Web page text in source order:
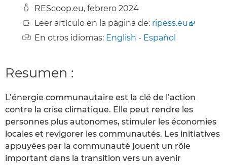
REScoop.eu, febrero 2024
Leer artículo en la página de: ripess.eu
En otros idiomas: English - Español
Resumen :
L’énergie communautaire est la clé de l’action
contre la crise climatique. Elle peut rendre les
personnes plus autonomes, stimuler les économies
locales et revigorer les communautés. Les initiatives
appuyées par la communauté jouent un rôle
important dans la transition vers un avenir